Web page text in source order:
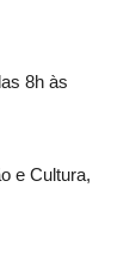
8h às
e Cultura,